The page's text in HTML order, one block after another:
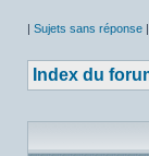
| Sujets sans réponse |
Index du